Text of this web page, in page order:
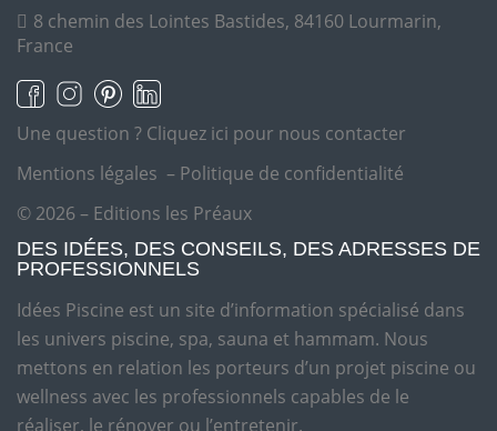
8 chemin des Lointes Bastides, 84160 Lourmarin,
France
Une question ? Cliquez ici pour nous contacter
Mentions légales – Politique de confidentialité
© 2026 – Editions les Préaux
DES IDÉES, DES CONSEILS, DES ADRESSES DE
PROFESSIONNELS
Idées Piscine est un site d’information spécialisé dans
les univers piscine, spa, sauna et hammam. Nous
mettons en relation les porteurs d’un projet piscine ou
wellness avec les professionnels capables de le
réaliser, le rénover ou l’entretenir.